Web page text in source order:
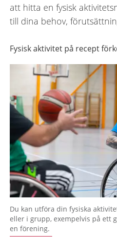
att hitta en fysisk
till dina behov,
Fysisk aktivitet på recept
Du kan utföra din fysiska
eller i grupp, exempelvis på ett
en förening.